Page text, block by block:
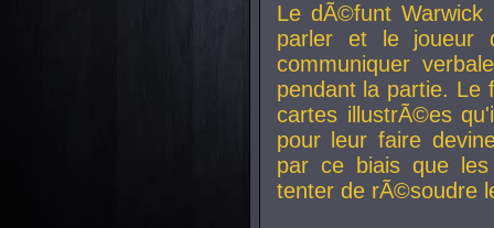
Le dÃ©funt Warwick
parler et le joueur
communiquer
pendant la partie. Le
cartes illustrÃ©es
pour leur faire
par ce biais que
tenter de rÃ©soudre